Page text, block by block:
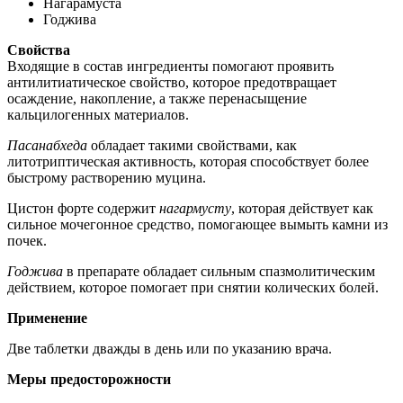
Годжива
Свойства
Входящие в состав ингредиенты помогают проявить
антилитиатическое свойство, которое предотвращает
осаждение, накопление, а также перенасыщение
кальцилогенных материалов.
Пасанабхеда обладает такими свойствами, как
литотриптическая активность, которая способствует более
быстрому растворению муцина.
Цистон форте содержит нагармусту, которая действует как
сильное мочегонное средство, помогающее вымыть камни из
почек.
Годжива в препарате обладает сильным спазмолитическим
действием, которое помогает при снятии колических болей.
Применение
Две таблетки дважды в день или по указанию врача.
Меры предосторожности